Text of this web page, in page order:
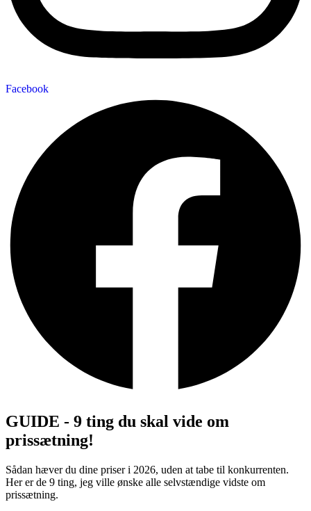
Facebook
GUIDE - 9 ting du skal vide om
prissætning!
Sådan hæver du dine priser i 2026, uden at tabe til konkurrenten.
Her er de 9 ting, jeg ville ønske alle selvstændige vidste om
prissætning.